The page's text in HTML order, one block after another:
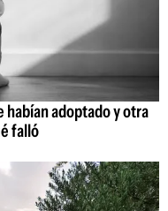
habían adoptado y otra
falló